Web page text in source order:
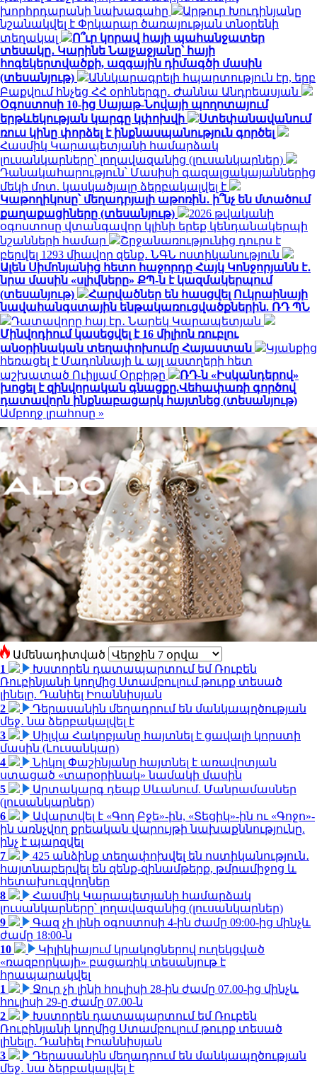
խորհրդարանի նախագահը
Արթուր Խուդինյանը
նշանակվել է Փրկարար ծառայության տնօրենի
տեղակալ
Ո՞ւր կորավ հայի պահանջատեր
տեսակը․ Կարինե Նալչաջյանը՝ հայի
հոգեկերտվածքի, ազգային դիմագծի մասին
(տեսանյութ)
Աննկարագրելի հպարտություն էր, երբ
Բաքվում հնչեց ՀՀ օրհներգը․ Ժաննա Անդրեասյան
Օգոստոսի 10-ից Սայաթ-Նովայի պողոտայում
երթևեկության կարգը կփոխվի
Ստեփանավանում
ռուս կինը փորձել է ինքնասպանություն գործել
Հասմիկ Կարապետյանի համարձակ
լուսանկարները՝ լողավազանից (լուսանկարներ)
Դանակահարություն՝ Մասիսի գազալցակայաններից
մեկի մոտ. կասկածյալը ձերբակալվել է
Կաթողիկոսը՝ մեղադրյալի աթոռին․ ի՞նչ են մտածում
քաղաքացիները (տեսանյութ)
2026 թվականի
օգոստոսը վտանգավոր կլինի երեք կենդանակերպի
նշանների համար
Շրջանառությունից դուրս է
բերվել 1293 միավոր զենք․ ՆԳՆ ոստիկանություն
Ալեն Սիմոնյանից հետո հաջորդը Հայկ Կոնջորյանն է․
նրա մասին «սլիվները» ՔՊ-ն է կազմակերպում
(տեսանյութ)
Հարվածներ են հասցվել Ուկրաինայի
նավահանգստային ենթակառուցվածքներին. ՌԴ ՊՆ
Դատավորը հայ էր․ Նարեկ Կարապետյան
Մինվոդիում կասեցվել է 16 միլիոն ռուբլու
անօրինական տեղափոխումը Հայաստան
Կյանքից
հեռացել է Մադոննայի և այլ աստղերի հետ
աշխատած Ուիլյամ Օրբիթը
ՌԴ-ն «Իսկանդերով»
խոցել է զինվորական գնացքը.Վեհափառի գործով
դատավորն ինքնաբացարկ հայտնեց (տեսանյութ)
Ամբողջ լրահոսը »
Ամենադիտված
1
Խստորեն դատապարտում եմ Ռուբեն
Ռուբինյանի կողմից Ստամբուլում թուրք տեսած
լինելը. Դանիել Իոաննիսյան
2
Դերասանին մեղադրում են մանկապղծության
մեջ․ նա ձերբակալվել է
3
Սիլվա Հակոբյանը հայտնել է ցավալի կորստի
մասին (Լուսանկար)
4
Նիկոլ Փաշինյանը հայտնել է առավոտյան
ստացած «տարօրինակ» նամակի մասին
5
Արտակարգ դեպք Սևանում. Մանրամասներ
(լուսանկարներ)
6
Ավարտվել է «Գող Բջե»-ին, «Տեցիկ»-ին ու «Գոջո»-
ին առնչվող քրեական վարույթի նախաքննությունը.
ինչ է պարզվել
7
425 անձինք տեղափոխվել են ոստիկանություն․
հայտնաբերվել են զենք-զինամթերք, թմրամիջոց և
հետախուզվողներ
8
Հասմիկ Կարապետյանի համարձակ
լուսանկարները՝ լողավազանից (լուսանկարներ)
9
Գազ չի լինի օգոստոսի 4-ին ժամը 09:00-ից մինչև
ժամը 18:00-ն
10
Կիլիկիայում կրակոցներով ուղեկցված
«ռազբորկայի» բացառիկ տեսանյութ է
հրապարակվել
1
Ջուր չի լինի հուլիսի 28-ին ժամը 07.00-ից մինչև
հուլիսի 29-ը ժամը 07.00-ն
2
Խստորեն դատապարտում եմ Ռուբեն
Ռուբինյանի կողմից Ստամբուլում թուրք տեսած
լինելը. Դանիել Իոաննիսյան
3
Դերասանին մեղադրում են մանկապղծության
մեջ․ նա ձերբակալվել է